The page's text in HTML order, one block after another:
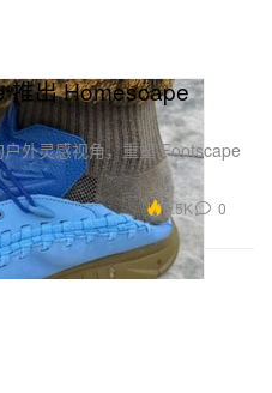
推出 Homescape
外灵感视角，重塑 Footscape
5.5K 0